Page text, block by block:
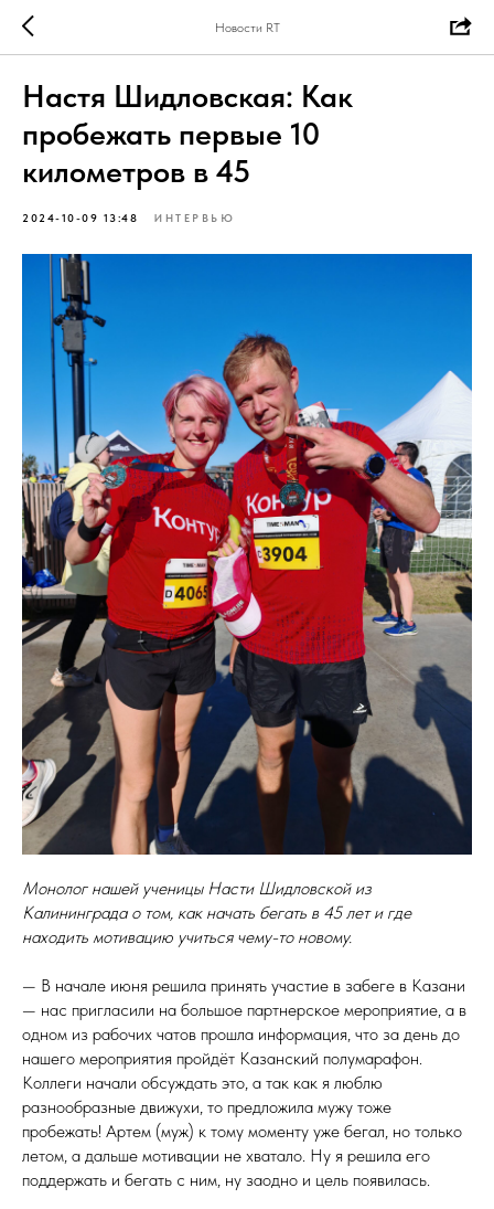
Новости RT
Настя Шидловская: Как
пробежать первые 10
километров в 45
2024-10-09 13:48 ИНТЕРВЬЮ
Монолог нашей ученицы Насти Шидловской из
Калининграда о том, как начать бегать в 45 лет и где
находить мотивацию учиться чему-то новому.
— В начале июня решила принять участие в забеге в Казани
— нас пригласили на большое партнерское мероприятие, а в
одном из рабочих чатов прошла информация, что за день до
нашего мероприятия пройдёт Казанский полумарафон.
Коллеги начали обсуждать это, а так как я люблю
разнообразные движухи, то предложила мужу тоже
пробежать! Артем (муж) к тому моменту уже бегал, но только
летом, а дальше мотивации не хватало. Ну я решила его
поддержать и бегать с ним, ну заодно и цель появилась.